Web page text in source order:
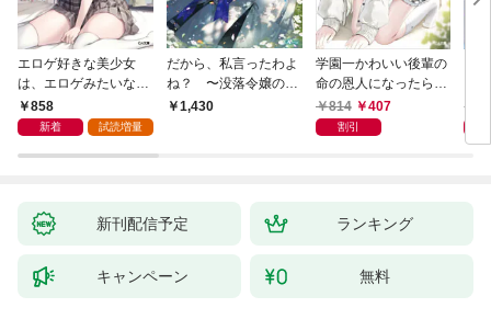
エロゲ好きな美少女
は、エロゲみたいなこ
と全部シてほしい【電
子ＳＳ特典付き】
858
新着 試読増量
だから、私言ったわよ
ね？ 〜没落令嬢の案
外楽しい領地改革〜
1,430
学園一かわいい後輩の
命の恩人になったら、
通い妻になって関係を
迫ってくる。
814 407
割引
新刊配信予定 ランキング
キャンペーン 無料